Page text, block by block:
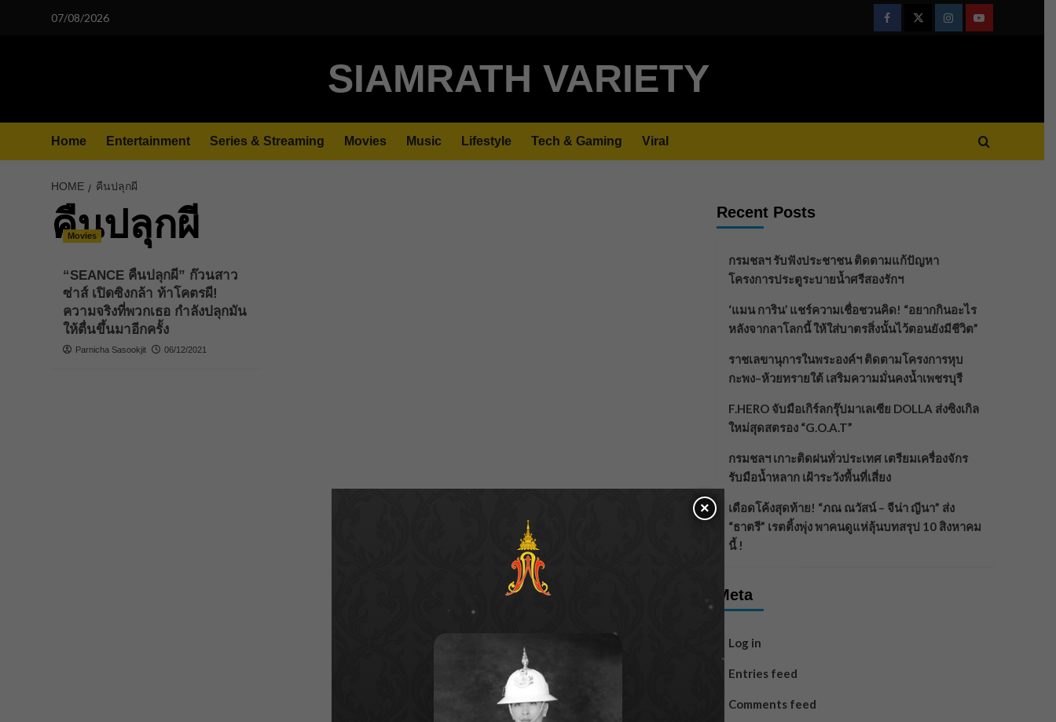
07/08/2026
FacebookTwitterInstagramYoutube
SIAMRATH VARIETY
Home Entertainment Series & Streaming Movies Music Lifestyle Tech & Gaming Viral
HOME คืนปลุกผี
คืนปลุกผี
Movies
“SEANCE คืนปลุกผี” ก๊วนสาว
ซ่าส์ เปิดซิงกล้า ท้าโคตรผี!
ความจริงที่พวกเธอ กำลังปลุกมัน
ให้ตื่นขึ้นมาอีกครั้ง
Parnicha Sasookjit 06/12/2021
Recent Posts
กรมชลฯ รับฟังประชาชน ติดตามแก้ปัญหา
โครงการประตูระบายน้ำศรีสองรักฯ
‘แมน การิน’ แชร์ความเชื่อชวนคิด! “อยากกินอะไร
หลังจากลาโลกนี้ ให้ใส่บาตรสิ่งนั้นไว้ตอนยังมีชีวิต”
ราชเลขานุการในพระองค์ฯ ติดตามโครงการหุบ
กะพง–ห้วยทรายใต้ เสริมความมั่นคงน้ำเพชรบุรี
F.HERO จับมือเกิร์ลกรุ๊ปมาเลเซีย DOLLA ส่งซิงเกิล
ใหม่สุดสตรอง “G.O.A.T”
กรมชลฯ เกาะติดฝนทั่วประเทศ เตรียมเครื่องจักร
รับมือน้ำหลาก เฝ้าระวังพื้นที่เสี่ยง
เดือดโค้งสุดท้าย! “ภณ ณวัสน์ – จีน่า ญีนา” ส่ง
“ธาตรี” เรตติ้งพุ่ง พาคนดูแห่ลุ้นบทสรุป 10 สิงหาคม
นี้ !
Meta
Log in
Entries feed
Comments feed
×